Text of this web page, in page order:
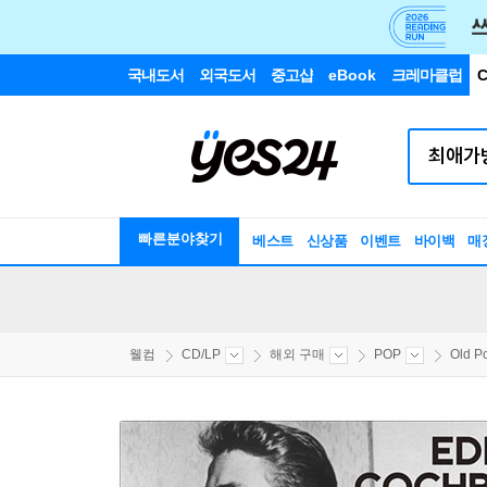
국내도서 외국도서 중고샵 eBook 크레마클럽
빠른분야찾기 베스트 신상품 이벤트 바이백 매
웰컴 CD/LP 해외 구매 POP Old